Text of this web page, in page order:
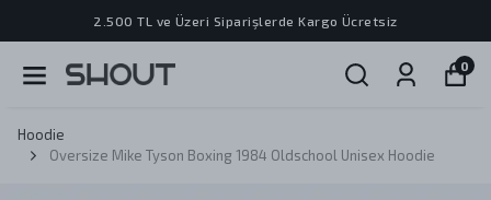
2.500 TL ve Üzeri Siparişlerde Kargo Ücretsiz
0
Hoodie
Oversize Mike Tyson Boxing 1984 Oldschool Unisex Hoodie